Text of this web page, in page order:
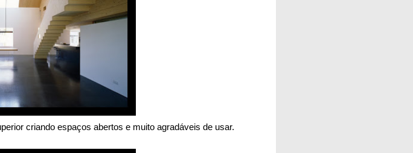
criando espaços abertos e muito agradáveis de usar.